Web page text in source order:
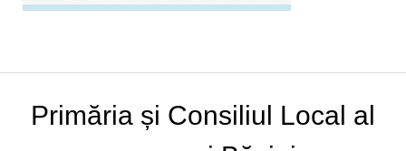
Primăria și Consiliul Local al